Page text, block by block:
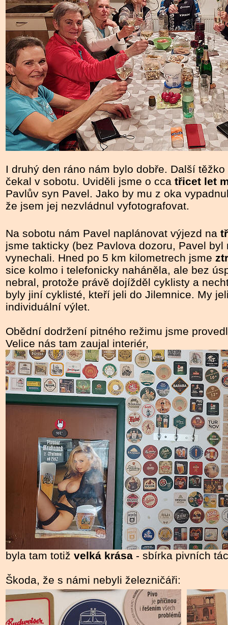
I druhý den ráno nám bylo dobře. Další
čekal v sobotu. Uviděli jsme o cca třicet let
Pavlův syn Pavel. Jako by mu z oka
že jsem jej nezvládnul vyfotografovat.
Na sobotu nám Pavel naplánovat výjezd na
jsme takticky (bez Pavlova dozoru, Pavel byl
vynechali. Hned po 5 km kilometrech jsme
sice kolmo i telefonicky naháněla, ale bez
nebral, protože právě dojížděl cyklisty a
byly jiní cyklisté, kteří jeli do Jilemnice. My
individuální výlet.
Obědní dodržení pitného režimu jsme
Velice nás tam zaujal interiér,
byla tam totiž velká krása - sbírka pivních
Škoda, že s námi nebyli železničáři: